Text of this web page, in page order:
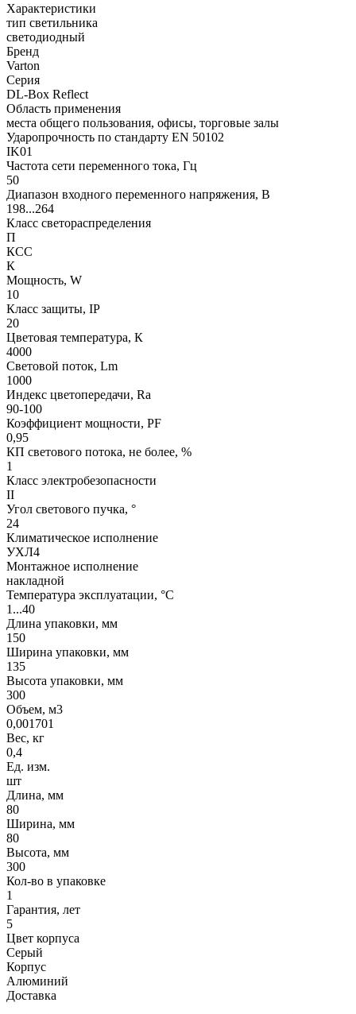
Характеристики
тип светильника
светодиодный
Бренд
Varton
Серия
DL-Box Reflect
Область применения
места общего пользования, офисы, торговые залы
Ударопрочность по стандарту EN 50102
IK01
Частота сети переменного тока, Гц
50
Диапазон входного переменного напряжения, В
198...264
Класс светораспределения
П
КСС
К
Мощность, W
10
Класс защиты, IP
20
Цветовая температура, К
4000
Световой поток, Lm
1000
Индекс цветопередачи, Ra
90-100
Коэффициент мощности, PF
0,95
КП светового потока, не более, %
1
Класс электробезопасности
II
Угол светового пучка, °
24
Климатическое исполнение
УХЛ4
Монтажное исполнение
накладной
Температура эксплуатации, °С
1...40
Длина упаковки, мм
150
Ширина упаковки, мм
135
Высота упаковки, мм
300
Объем, м3
0,001701
Вес, кг
0,4
Ед. изм.
шт
Длина, мм
80
Ширина, мм
80
Высота, мм
300
Кол-во в упаковке
1
Гарантия, лет
5
Цвет корпуса
Серый
Корпус
Алюминий
Доставка